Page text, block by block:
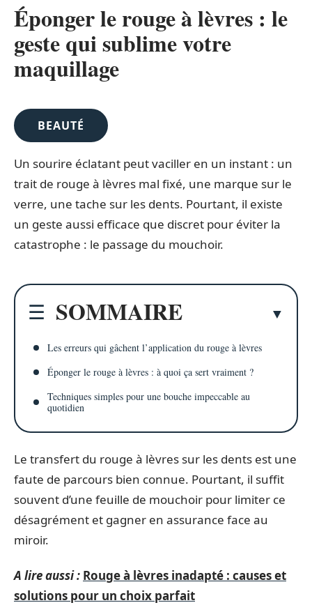
Éponger le rouge à lèvres : le
geste qui sublime votre
maquillage
BEAUTÉ
Un sourire éclatant peut vaciller en un instant : un
trait de rouge à lèvres mal fixé, une marque sur le
verre, une tache sur les dents. Pourtant, il existe
un geste aussi efficace que discret pour éviter la
catastrophe : le passage du mouchoir.
SOMMAIRE
Les erreurs qui gâchent l’application du rouge à lèvres
Éponger le rouge à lèvres : à quoi ça sert vraiment ?
Techniques simples pour une bouche impeccable au
quotidien
Le transfert du rouge à lèvres sur les dents est une
faute de parcours bien connue. Pourtant, il suffit
souvent d’une feuille de mouchoir pour limiter ce
désagrément et gagner en assurance face au
miroir.
A lire aussi : Rouge à lèvres inadapté : causes et
solutions pour un choix parfait